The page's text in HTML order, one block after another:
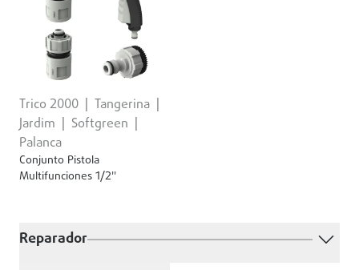
Trico 2000
Tangerina
Jardim
Softgreen
Palanca
Conjunto Pistola
Multifunciones 1/2''
Reparador